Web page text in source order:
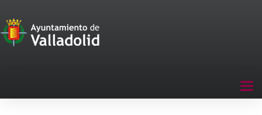
Portal
de
navegación